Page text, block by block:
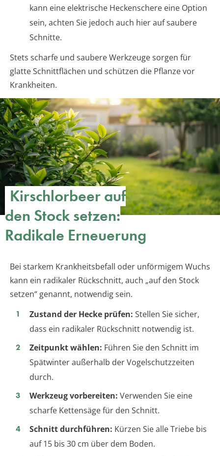
kann eine elektrische Heckenschere eine Option
sein, achten Sie jedoch auch hier auf saubere
Schnitte.
Stets scharfe und saubere Werkzeuge sorgen für
glatte Schnittflächen und schützen die Pflanze vor
Krankheiten.
Kirschlorbeer auf
den Stock setzen:
Radikale Erneuerung
Bei starkem Krankheitsbefall oder unförmigem Wuchs
kann ein radikaler Rückschnitt, auch „auf den Stock
setzen“ genannt, notwendig sein.
Zustand der Hecke prüfen: Stellen Sie sicher,
dass ein radikaler Rückschnitt notwendig ist.
Zeitpunkt wählen: Führen Sie den Schnitt im
Spätwinter außerhalb der Vogelschutzzeiten
durch.
Werkzeug vorbereiten: Verwenden Sie eine
scharfe Kettensäge für den Schnitt.
Schnitt durchführen: Kürzen Sie alle Triebe bis
auf 15 bis 30 cm über dem Boden.